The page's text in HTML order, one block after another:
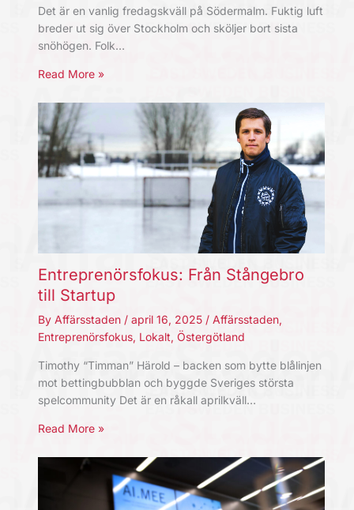
Det är en vanlig fredagskväll på Södermalm. Fuktig luft
breder ut sig över Stockholm och sköljer bort sista
snöhögen. Folk…
Read More »
Entreprenörsfokus: Från Stångebro
till Startup
By Affärsstaden / april 16, 2025 / Affärsstaden,
Entreprenörsfokus, Lokalt, Östergötland
Timothy “Timman” Härold – backen som bytte blålinjen
mot bettingbubblan och byggde Sveriges största
spelcommunity Det är en råkall aprilkväll…
Read More »